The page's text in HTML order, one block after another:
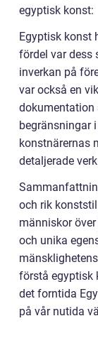
egyptisk konst:
Egyptisk konst
fördel var dess
inverkan på
var också en
dokumentation
begränsningar
konstnärernas
detaljerade
och rik
människor
och unika
förstå egyptisk
det forntida
på vår nutida